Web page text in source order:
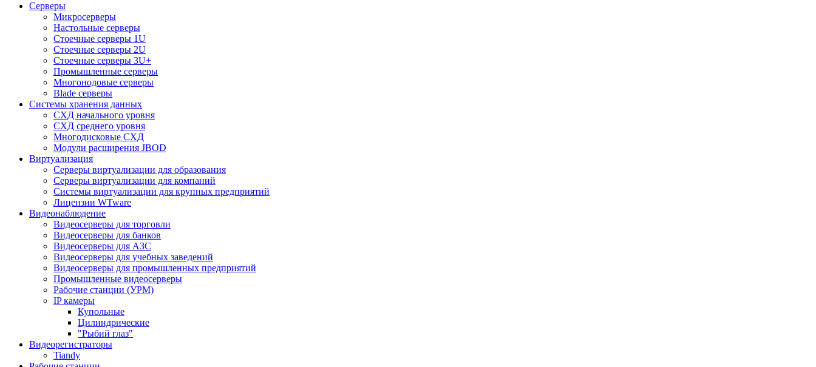
Серверы
Микросерверы
Настольные серверы
Стоечные серверы 1U
Стоечные серверы 2U
Стоечные серверы 3U+
Промышленные серверы
Многонодовые серверы
Blade серверы
Системы хранения данных
СХД начального уровня
СХД среднего уровня
Многодисковые СХД
Модули расширения JBOD
Виртуализация
Серверы виртуализации для образования
Серверы виртуализации для компаний
Системы виртуализации для крупных предприятий
Лицензии WTware
Видеонаблюдение
Видеосерверы для торговли
Видеосерверы для банков
Видеосерверы для АЗС
Видеосерверы для учебных заведений
Видеосерверы для промышленных предприятий
Промышленные видеосерверы
Рабочие станции (УРМ)
IP камеры
Купольные
Цилиндрические
"Рыбий глаз"
Видеорегистраторы
Tiandy